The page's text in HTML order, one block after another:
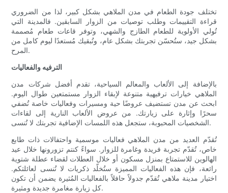
تختلف جودة الطعام في مدن الملاهي بشكل كبير، لذا من الضروري
قراءة التقييمات وطلب توصيات من الزوار السابقين. فالمدينة التي
تُولي الأولوية للطعام الطازج والشهي، وتوفر قاعات طعام مُصممة
بشكل جيد، ستُحسّن تجربتك بشكل عام، وتُبقيك مُستعدًا ليوم كامل من
المرح.
الترفيه والفعاليات
بالإضافة إلى الألعاب والمعالم السياحية، تقدم أفضل شركات مدن
الملاهي خيارات ترفيهية متنوعة لإبقاء الزوار مستمتعين طوال اليوم.
ابحث عن مدن تستضيف عروضًا حية ومسيرات وفعاليات خاصة تُضفي
سحرًا وإثارة على زيارتك. من عروض الألعاب النارية إلى لقاءات
الشخصيات المحبوبة، ستجعل هذه اللمسات الإضافية تجربتك لا تُنسى.
تُقدّم العديد من مدن الملاهي فعاليات موسمية واحتفالات ذات طابع
خاص، تُقدّم تجربة فريدة وغامرة للزوار. سواءً كنتم تزورونها خلال عيد
الهالوين للاستمتاع بمنزل مسكون أو خلال العطلات لقضاء عطلة شتوية
رائعة، فإن هذه الفعاليات المميزة ستُخلّد ذكريات لا تُنسى لعائلتكم.
اختيار مدينة ملاهي تُقدّم جدولاً حافلاً بالفعاليات المُثيرة يضمن أن تكون
كل زيارة مغامرة جديدة ومثيرة.